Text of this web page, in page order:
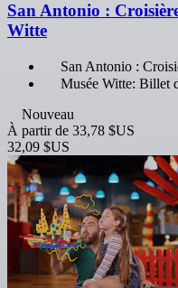
San Antonio :
Witte
San Antonio :
Musée Witte: Billet
Nouveau
À partir de 33,78 $US
32,09 $US